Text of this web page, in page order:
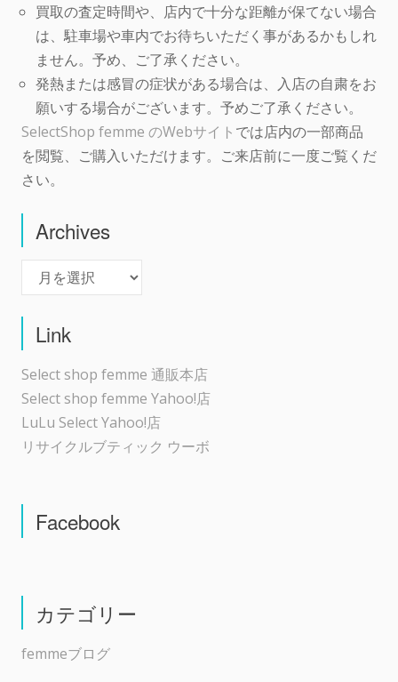
買取の査定時間や、店内で十分な距離が保てない場合
は、駐車場や車内でお待ちいただく事があるかもしれ
ません。予め、ご了承ください。
発熱または感冒の症状がある場合は、入店の自粛をお
願いする場合がございます。予めご了承ください。
SelectShop femme のWebサイト では店内の一部商品
を閲覧、ご購入いただけます。ご来店前に一度ご覧くだ
さい。
Archives
Link
Select shop femme 通販本店
Select shop femme Yahoo!店
LuLu Select Yahoo!店
リサイクルブティック ウーボ
Facebook
カテゴリー
femmeブログ